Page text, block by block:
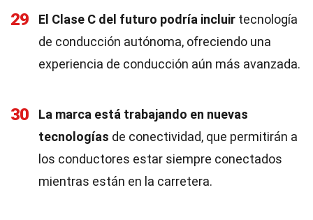
29 El Clase C del futuro podría incluir tecnología
de conducción autónoma, ofreciendo una
experiencia de conducción aún más avanzada.
30
La marca está trabajando en nuevas
tecnologías de conectividad, que permitirán a
los conductores estar siempre conectados
mientras están en la carretera.